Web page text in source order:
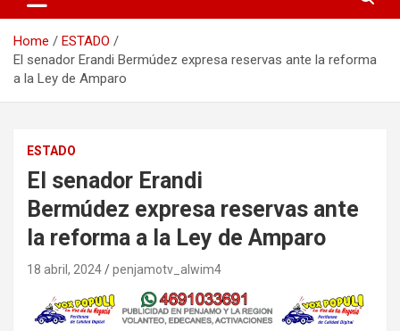
Home
ESTADO
El senador Erandi Bermúdez expresa reservas ante la reforma
a la Ley de Amparo
ESTADO
El senador Erandi
Bermúdez expresa reservas ante
la reforma a la Ley de Amparo
18 abril, 2024 penjamotv_alwim4